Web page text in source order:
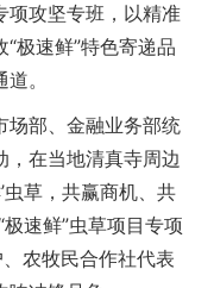
项攻坚专班，以精准
极速鲜”特色寄递品
。
部、金融业务部统
，在当地清真寺周边
虫草，共赢商机、共
速鲜”虫草项目专项
农牧民合作社代表